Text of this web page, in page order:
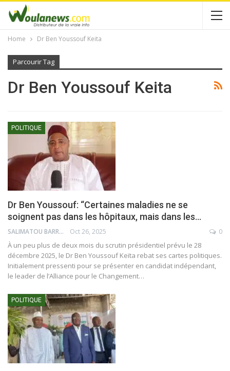
Home Dr Ben Youssouf Keita
Parcourir Tag
Dr Ben Youssouf Keita
POLITIQUE
Dr Ben Youssouf: “Certaines maladies ne se
soignent pas dans les hôpitaux, mais dans les…
SALIMATOU BARRY Oct 26, 2025 0
À un peu plus de deux mois du scrutin présidentiel prévu le 28
décembre 2025, le Dr Ben Youssouf Keïta rebat ses cartes politiques.
Initialement pressenti pour se présenter en candidat indépendant,
le leader de l’Alliance pour le Changement…
POLITIQUE